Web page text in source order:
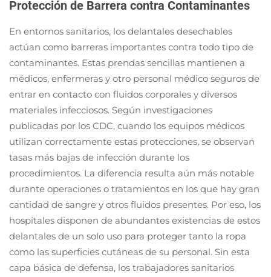
Protección de Barrera contra Contaminantes
En entornos sanitarios, los delantales desechables
actúan como barreras importantes contra todo tipo de
contaminantes. Estas prendas sencillas mantienen a
médicos, enfermeras y otro personal médico seguros de
entrar en contacto con fluidos corporales y diversos
materiales infecciosos. Según investigaciones
publicadas por los CDC, cuando los equipos médicos
utilizan correctamente estas protecciones, se observan
tasas más bajas de infección durante los
procedimientos. La diferencia resulta aún más notable
durante operaciones o tratamientos en los que hay gran
cantidad de sangre y otros fluidos presentes. Por eso, los
hospitales disponen de abundantes existencias de estos
delantales de un solo uso para proteger tanto la ropa
como las superficies cutáneas de su personal. Sin esta
capa básica de defensa, los trabajadores sanitarios